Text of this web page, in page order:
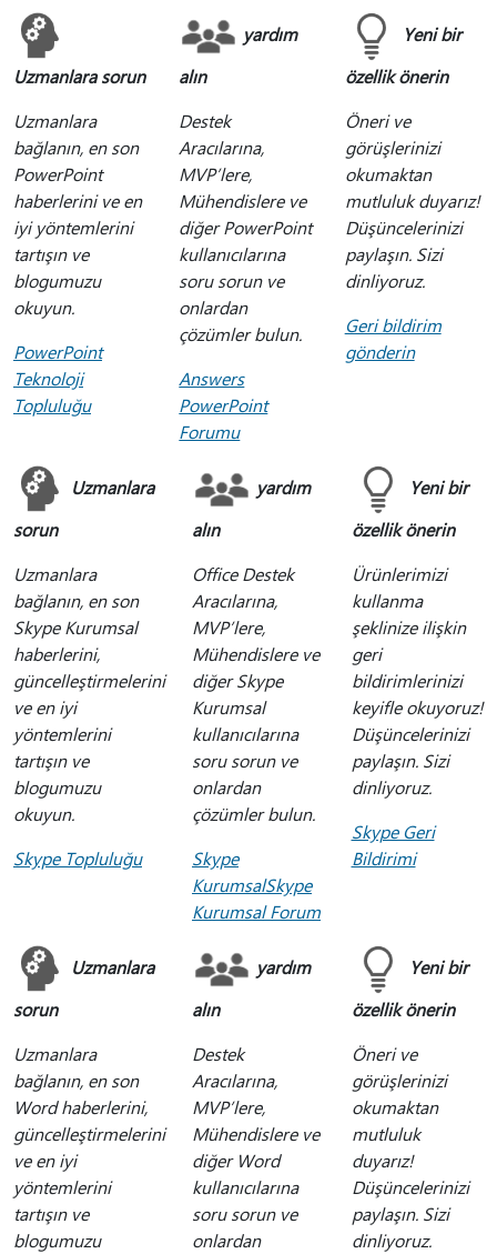
Uzmanlara sorun
Uzmanlara
bağlanın, en son
PowerPoint
haberlerini ve en
iyi yöntemlerini
tartışın ve
blogumuzu
okuyun.
PowerPoint
Teknoloji
Topluluğu
yardım
alın
Destek
Aracılarına,
MVP’lere,
Mühendislere ve
diğer PowerPoint
kullanıcılarına
soru sorun ve
onlardan
çözümler bulun.
Answers
PowerPoint
Forumu
Yeni bir
özellik önerin
Öneri ve
görüşlerinizi
okumaktan
mutluluk duyarız!
Düşüncelerinizi
paylaşın. Sizi
dinliyoruz.
Geri bildirim
gönderin
Uzmanlara
sorun
Uzmanlara
bağlanın, en son
Skype Kurumsal
haberlerini,
güncelleştirmelerini
ve en iyi
yöntemlerini
tartışın ve
blogumuzu
okuyun.
Skype Topluluğu
yardım
alın
Office Destek
Aracılarına,
MVP’lere,
Mühendislere ve
diğer Skype
Kurumsal
kullanıcılarına
soru sorun ve
onlardan
çözümler bulun.
Skype
KurumsalSkype
Kurumsal Forum
Yeni bir
özellik önerin
Ürünlerimizi
kullanma
şeklinize ilişkin
geri
bildirimlerinizi
keyifle okuyoruz!
Düşüncelerinizi
paylaşın. Sizi
dinliyoruz.
Skype Geri
Bildirimi
Uzmanlara
sorun
Uzmanlara
bağlanın, en son
Word haberlerini,
güncelleştirmelerini
ve en iyi
yöntemlerini
tartışın ve
blogumuzu
yardım
alın
Destek
Aracılarına,
MVP’lere,
Mühendislere ve
diğer Word
kullanıcılarına
soru sorun ve
onlardan
Yeni bir
özellik önerin
Öneri ve
görüşlerinizi
okumaktan
mutluluk
duyarız!
Düşüncelerinizi
paylaşın. Sizi
dinliyoruz.